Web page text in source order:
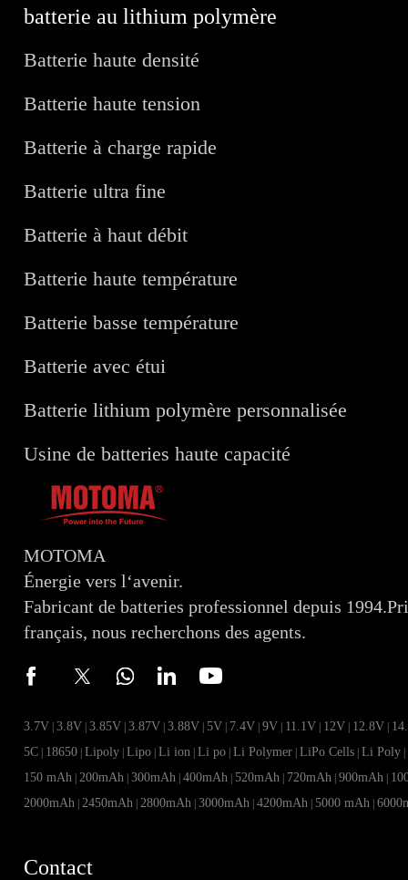
batterie au lithium polymère
Batterie haute densité
Batterie haute tension
Batterie à charge rapide
Batterie ultra fine
Batterie à haut débit
Batterie haute température
Batterie basse température
Batterie avec étui
Batterie lithium polymère personnalisée
Usine de batteries haute capacité
MOTOMA
Énergie vers l‘avenir.
Fabricant de batteries professionnel depuis
français, nous recherchons des agents.
3.7V |3.8V |3.85V |3.87V |3.88V | 5V | 7.4V |9V | 11.1V | 12V | 12.8V |
5C | 18650 |Lipoly |Lipo |Li ion |Li po |Li Polymer |LiPo Cells |Li Poly |
150 mAh |200mAh |300mAh |400mAh | 520mAh | 720mAh |900mAh |
2000mAh |2450mAh |2800mAh |3000mAh |4200mAh | 5000 mAh |
Contact